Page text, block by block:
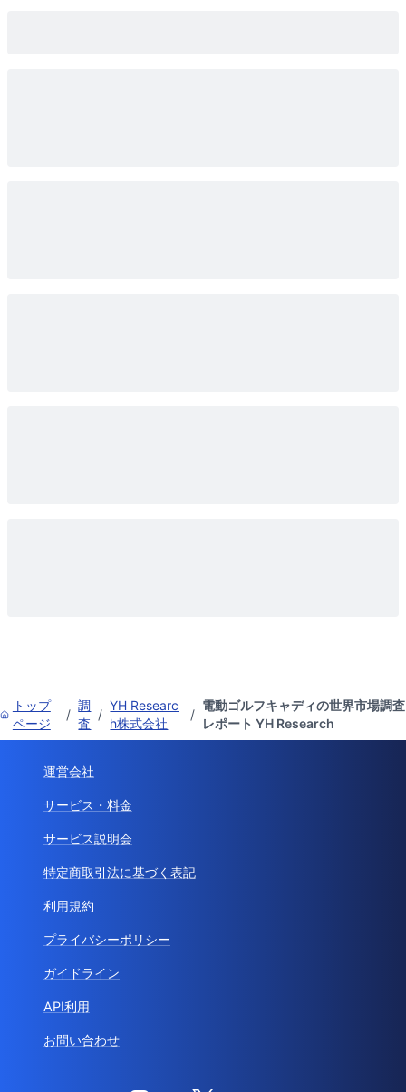
トップ
ページ
/
調
査
/
YH Researc
h株式会社
/
電動ゴルフキャディの世界市場調査
レポート YH Research
運営会社
サービス・料金
サービス説明会
特定商取引法に基づく表記
利用規約
プライバシーポリシー
ガイドライン
API利用
お問い合わせ